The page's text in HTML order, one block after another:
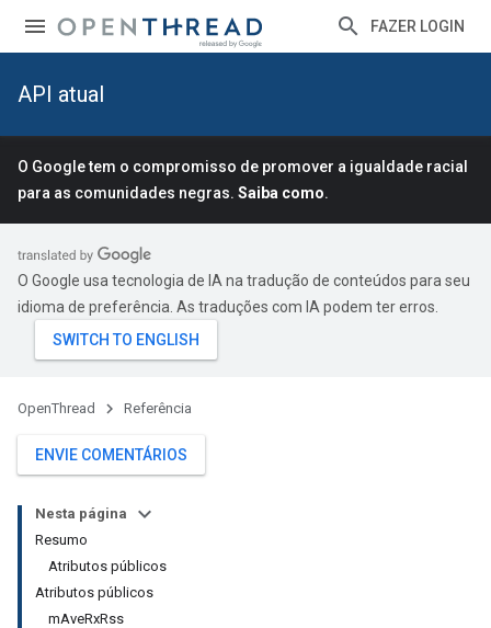
FAZER LOGIN
API atual
O Google tem o compromisso de promover a igualdade racial
para as comunidades negras. Saiba como.
O Google usa tecnologia de IA na tradução de conteúdos para seu
idioma de preferência. As traduções com IA podem ter erros.
OpenThread Referência
ENVIE COMENTÁRIOS
Nesta página
Resumo
Atributos públicos
Atributos públicos
mAveRxRss